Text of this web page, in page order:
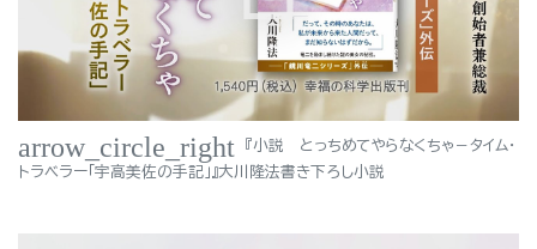
arrow_circle_right
『小説 とっちめてやらなくちゃ－タイム・
トラベラー「宇高美佐の手記」』大川隆法書き下ろし小説